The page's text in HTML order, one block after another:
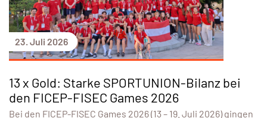
23. Juli 2026
13 x Gold: Starke SPORTUNION-Bilanz bei
den FICEP-FISEC Games 2026
Bei den FICEP-FISEC Games 2026 (13 – 19. Juli 2026) gingen